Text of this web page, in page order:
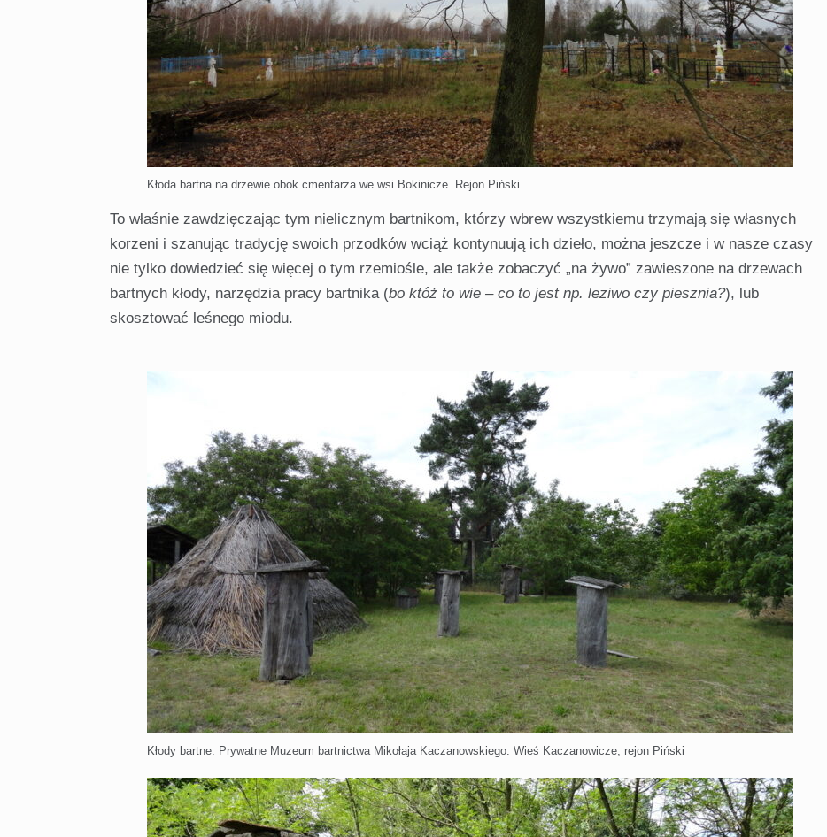
Kłoda bartna na drzewie obok cmentarza we wsi Bokinicze. Rejon Piński
To właśnie zawdzięczając tym nielicznym bartnikom, którzy wbrew wszystkiemu trzymają się własnych
korzeni i szanując tradycję swoich przodków wciąż kontynuują ich dzieło, można jeszcze i w nasze czasy
nie tylko dowiedzieć się więcej o tym rzemiośle, ale także zobaczyć „na żywo” zawieszone na drzewach
bartnych kłody, narzędzia pracy bartnika (bo któż to wie – co to jest np. leziwo czy piesznia?), lub
skosztować leśnego miodu.
Kłody bartne. Prywatne Muzeum bartnictwa Mikołaja Kaczanowskiego. Wieś Kaczanowicze, rejon Piński